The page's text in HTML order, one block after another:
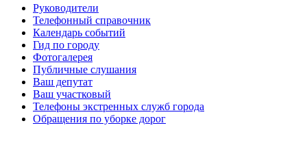
Руководители
Телефонный справочник
Календарь событий
Гид по городу
Фотогалерея
Публичные слушания
Ваш депутат
Ваш участковый
Телефоны экстренных служб города
Обращения по уборке дорог